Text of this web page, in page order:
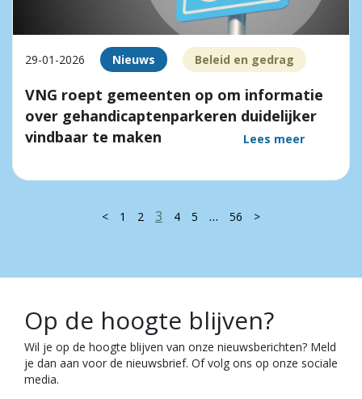
29-01-2026 Nieuws Beleid en gedrag
VNG roept gemeenten op om informatie
over gehandicaptenparkeren duidelijker
vindbaar te maken
Lees meer
< 1 2 3 4 5 … 56 >
Op de hoogte blijven?
Wil je op de hoogte blijven van onze nieuwsberichten? Meld
je dan aan voor de nieuwsbrief. Of volg ons op onze sociale
media.